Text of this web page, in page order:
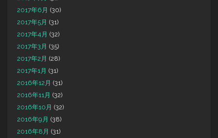
2017年6月 (30)
2017年5月 (31)
2017年4月 (32)
2017年3月 (35)
2017年2月 (28)
2017年1月 (31)
2016年12月 (31)
2016年11月 (32)
2016年10月 (32)
2016年9月 (38)
2016年8月 (31)